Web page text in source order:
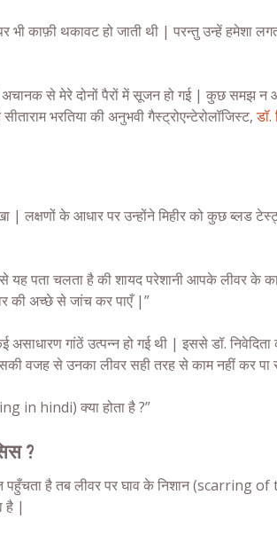
भी काफ़ी थकावट हो जाती थी | परन्तु उन्हें हमेशा
अचानक से मेरे दोनों पैरों में सूजन हो गई | कुछ समझ
भरतिया की अनुभवी गैस्ट्रोएन्टेरोलॉजिस्ट,डॉ.
| लक्षणों के आधार पर उन्होंने मिहीर को कुछ ब्लड
से यह पता चलता है की शायद परेशानी आपके लीवर के
की अच्छे से जांच कर पाएँ |”
गांठें उत्पन्न हो गई थी | इससे डॉ.
वजह से उनका लीवर सही तरह से काम नहीं कर पा
in hindi) क्या होता है ?”
?
पहुँचता है तब लीवर पर घाव के निशान (scarring
है |